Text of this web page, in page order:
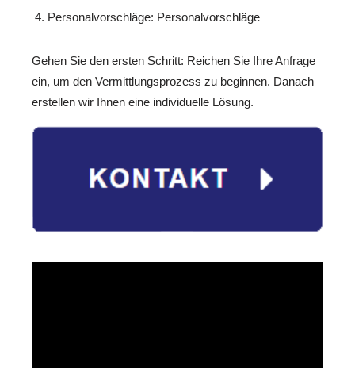
Personalvorschläge: Personalvorschläge
Gehen Sie den ersten Schritt: Reichen Sie Ihre Anfrage
ein, um den Vermittlungsprozess zu beginnen. Danach
erstellen wir Ihnen eine individuelle Lösung.